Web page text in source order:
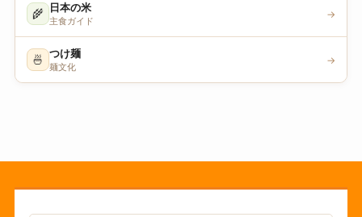
🌾 日本の米
主食ガイド
→
🍜 つけ麺
麺文化
→